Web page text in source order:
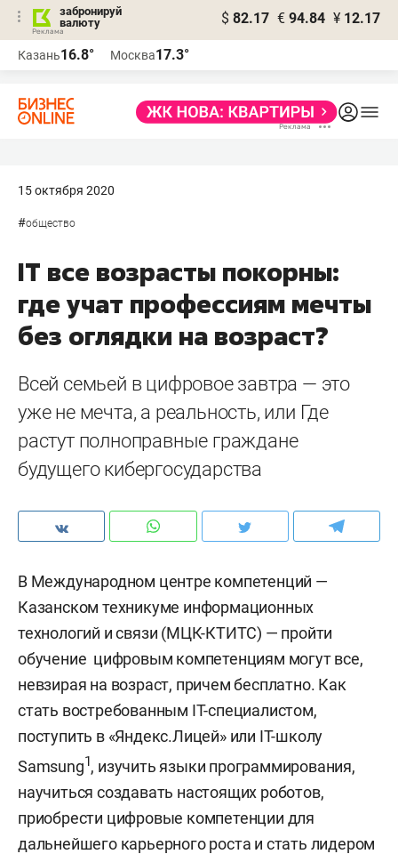
забронируй
валюту
$ 82.17 € 94.84 ¥ 12.17
Казань16.8° Москва17.3°
15 октября 2020
#общество
IT все возрасты покорны:
где учат профессиям мечты
без оглядки на возраст?
Всей семьей в цифровое завтра — это
уже не мечта, а реальность, или Где
растут полноправные граждане
будущего кибергосударства
В Международном центре компетенций —
Казанском техникуме информационных
технологий и связи (МЦК-КТИТС) — пройти
обучение цифровым компетенциям могут все,
невзирая на возраст, причем бесплатно. Как
стать востребованным IT-специалистом,
поступить в «Яндекс.Лицей» или IT-школу
Samsung1, изучить языки программирования,
научиться создавать настоящих роботов,
приобрести цифровые компетенции для
дальнейшего карьерного роста и стать лидером